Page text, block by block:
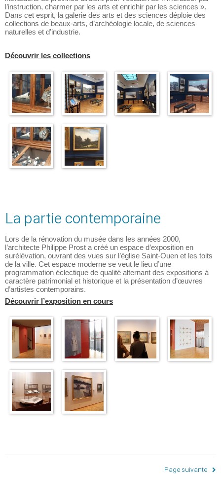
l’instruction, charmer par les arts et enrichir par les sciences ».
Dans cet esprit, la galerie des arts et des sciences déploie des
collections de beaux-arts, d’archéologie locale, de sciences
naturelles et d’industrie.
Découvrir les collections
La partie contemporaine
Lors de la rénovation du musée dans les années 2000,
l’architecte Philippe Prost a créé un espace d’exposition en
surélévation, ouvrant des vues sur l’église Saint-Ouen et les toits
de la ville. Cet espace moderne se veut le lieu d’une
programmation éclectique de qualité alternant des expositions à
caractère patrimonial et historique et la présentation d’œuvres
d’artistes contemporains.
Découvrir l’exposition en cours
Page suivante